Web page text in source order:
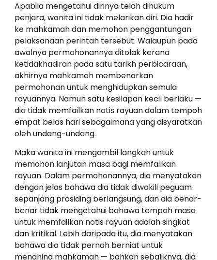
Apabila mengetahui dirinya telah dihukum
penjara, wanita ini tidak melarikan diri. Dia hadir
ke mahkamah dan memohon penggantungan
pelaksanaan perintah tersebut. Walaupun pada
awalnya permohonannya ditolak kerana
ketidakhadiran pada satu tarikh perbicaraan,
akhirnya mahkamah membenarkan
permohonan untuk menghidupkan semula
rayuannya. Namun satu kesilapan kecil berlaku —
dia tidak memfailkan notis rayuan dalam tempoh
empat belas hari sebagaimana yang disyaratkan
oleh undang-undang.
Maka wanita ini mengambil langkah untuk
memohon lanjutan masa bagi memfailkan
rayuan. Dalam permohonannya, dia menyatakan
dengan jelas bahawa dia tidak diwakili peguam
sepanjang prosiding berlangsung, dan dia benar-
benar tidak mengetahui bahawa tempoh masa
untuk memfailkan notis rayuan adalah singkat
dan kritikal. Lebih daripada itu, dia menyatakan
bahawa dia tidak pernah berniat untuk
menghina mahkamah — bahkan sebaliknya, dia